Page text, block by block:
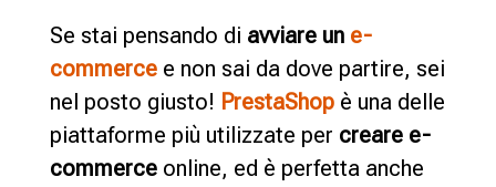
Se stai pensando di avviare un e-
commercee non sai da dove partire, sei
nel posto giusto! PrestaShopè una delle
piattaforme più utilizzate per creare e-
commerceonline, ed è perfetta anche